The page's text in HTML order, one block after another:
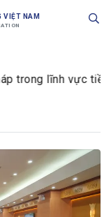
VIỆT NAM
lĩnh vực tiền tệ